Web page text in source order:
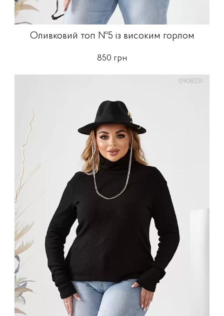
Оливковий топ №5 із високим горлом
850 грн